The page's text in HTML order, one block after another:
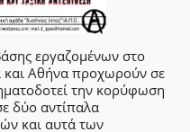
εργαζομένων στο
και Αθήνα προχωρούν σε
την κορύφωση
δύο αντίπαλα
και αυτά των